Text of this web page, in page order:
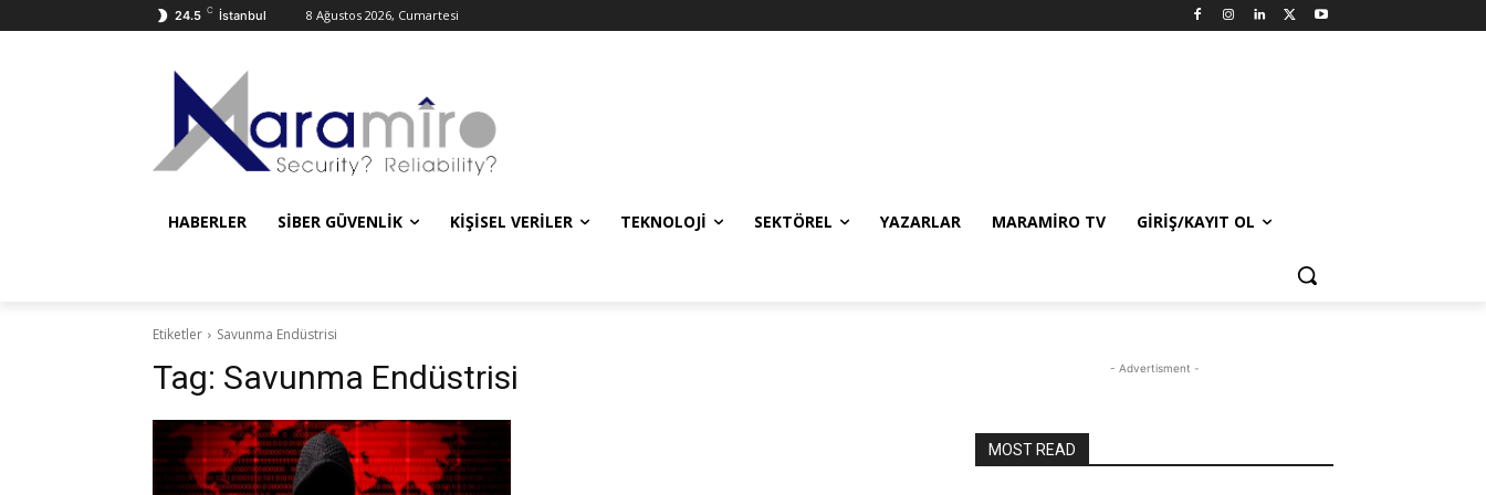
24.5 C İstanbul 8 Ağustos 2026, Cumartesi
HABERLER SIBER GÜVENLIK KIŞISEL VERILER TEKNOLOJI SEKTÖREL YAZARLAR MARAMIRO TV GIRIŞ/KAYIT OL
Etiketler Savunma Endüstrisi
Tag: Savunma Endüstrisi - Advertisment -
MOST READ